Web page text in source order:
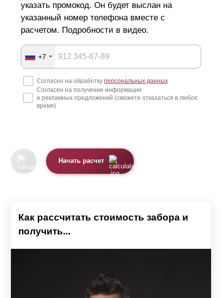
указать промокод. Он будет выслан на
указанный номер телефона вместе с
расчетом. Подробности в видео.
+7
Согласен на обработку персональных данных
Согласен на получение информации
и рекламных предложений (сможете отказаться в любое
время)
Начать расчет
Как рассчитать стоимость забора и
получить...